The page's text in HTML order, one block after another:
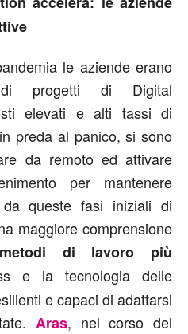
le aziende erano
progetti di Digital
elevati e alti tassi di
preda al panico, si sono
da remoto ed attivare
per mantenere
da queste fasi iniziali di
maggiore comprensione
metodi di lavoro più
e la tecnologia delle
e capaci di adattarsi
Aras, nel corso del